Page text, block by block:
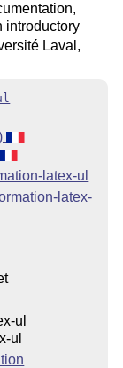
introductory
Laval,
latex-ul
latex-
ul
ul